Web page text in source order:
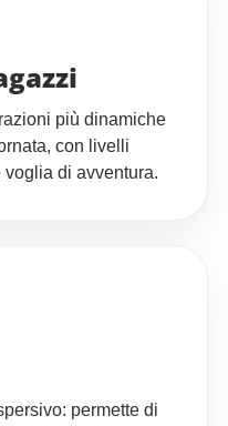
più dinamiche
con livelli
di avventura.
permette di